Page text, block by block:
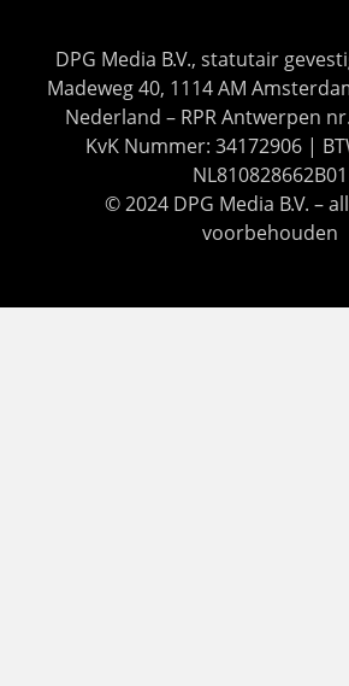
DPG Media B.V., statutair
Madeweg 40, 1114 AM
Nederland – RPR Antwerpen
KvK Nummer: 34172906 |
NL810828662B01
© 2024 DPG Media B.V. –
voorbehouden